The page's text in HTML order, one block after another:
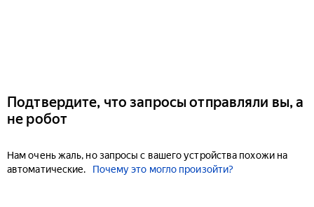
Подтвердите, что запросы отправляли вы, а
не робот
Нам очень жаль, но запросы с вашего устройства похожи на
автоматические.
Почему это могло произойти?